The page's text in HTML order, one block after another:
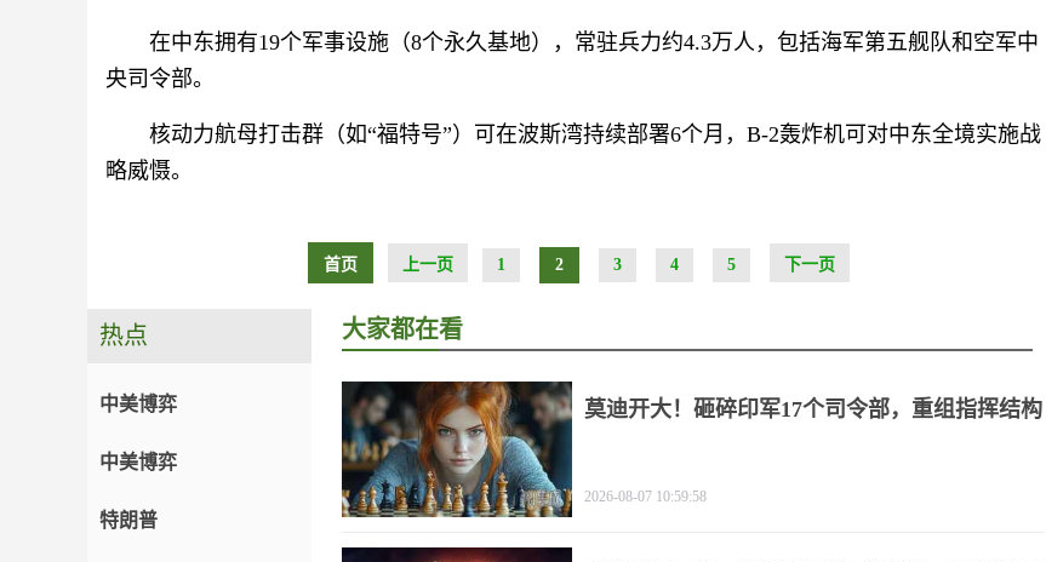
在中东拥有19个军事设施（8个永久基地），常驻兵力约4.3万人，包括海军第五舰队和空军中
央司令部。
核动力航母打击群（如“福特号”）可在波斯湾持续部署6个月，B-2轰炸机可对中东全境实施战
略威慑。
首页 上一页 1 2 3 4 5 下一页
热点
中美博弈
中美博弈
特朗普
大家都在看
莫迪开大！砸碎印军17个司令部，重组指挥结构
2026-08-07 10:59:58